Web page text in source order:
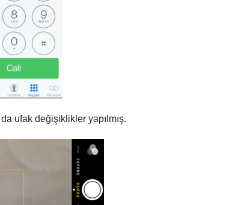
ufak değişiklikler yapılmış.